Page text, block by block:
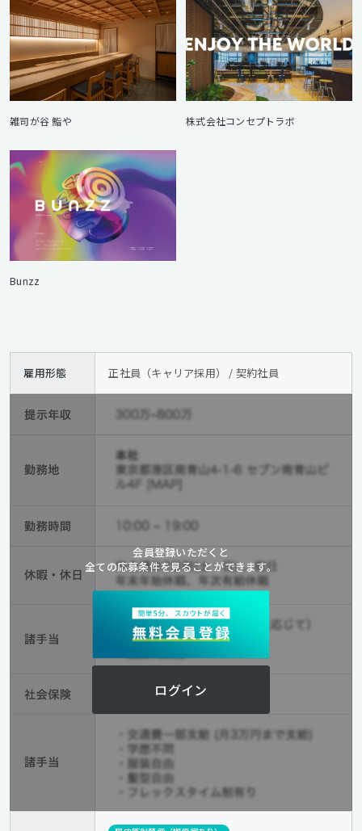
雑司が谷 鮨や 株式会社コンセプトラボ
Bunzz
雇用形態 正社員（キャリア採用） / 契約社員
会員登録いただくと
全ての応募条件を見ることができます。
ログイン